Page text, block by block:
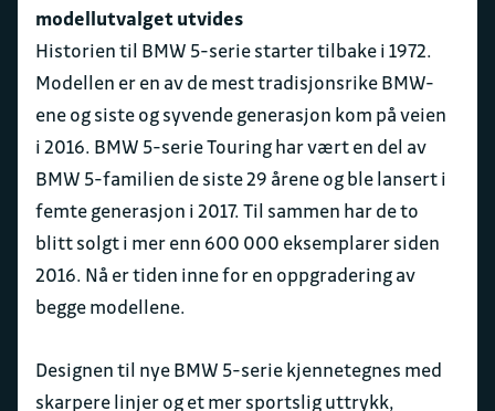
modellutvalget utvides
Historien til BMW 5-serie starter tilbake i 1972.
Modellen er en av de mest tradisjonsrike BMW-
ene og siste og syvende generasjon kom på veien
i 2016. BMW 5-serie Touring har vært en del av
BMW 5-familien de siste 29 årene og ble lansert i
femte generasjon i 2017. Til sammen har de to
blitt solgt i mer enn 600 000 eksemplarer siden
2016. Nå er tiden inne for en oppgradering av
begge modellene.
Designen til nye BMW 5-serie kjennetegnes med
skarpere linjer og et mer sportslig uttrykk,